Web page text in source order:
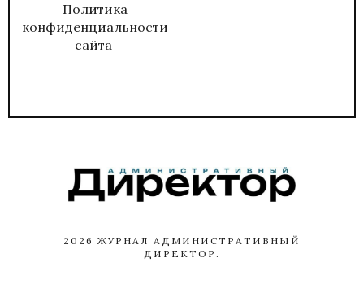
Политика
конфиденциальности
сайта
2026ЖУРНАЛ АДМИНИСТРАТИВНЫЙ
ДИРЕКТОР.